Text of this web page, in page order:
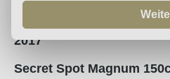
Weine
2017
Secret Spot Magnum